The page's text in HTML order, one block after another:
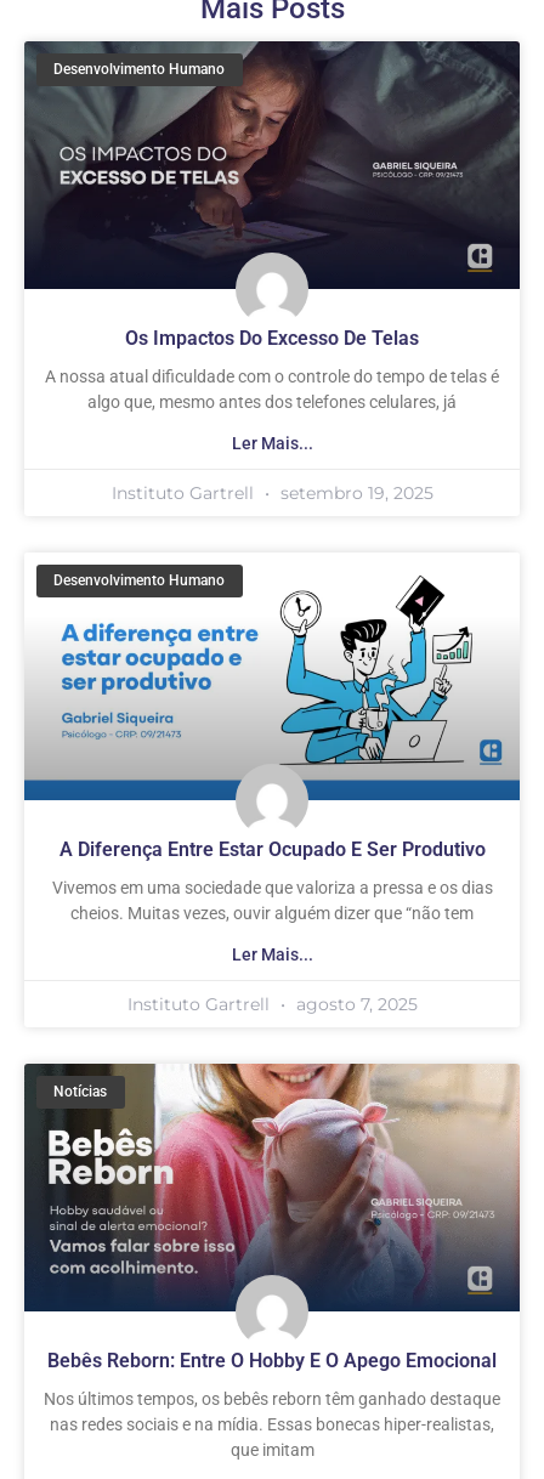
Mais Posts
Desenvolvimento Humano
Os Impactos Do Excesso De Telas
A nossa atual dificuldade com o controle do tempo de telas é
algo que, mesmo antes dos telefones celulares, já
Ler Mais...
Instituto Gartrell setembro 19, 2025
Desenvolvimento Humano
A Diferença Entre Estar Ocupado E Ser Produtivo
Vivemos em uma sociedade que valoriza a pressa e os dias
cheios. Muitas vezes, ouvir alguém dizer que “não tem
Ler Mais...
Instituto Gartrell agosto 7, 2025
Notícias
Bebês Reborn: Entre O Hobby E O Apego Emocional
Nos últimos tempos, os bebês reborn têm ganhado destaque
nas redes sociais e na mídia. Essas bonecas hiper-realistas,
que imitam